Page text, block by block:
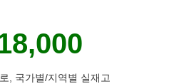
the quantity.
, 국가별/지역별 실재고